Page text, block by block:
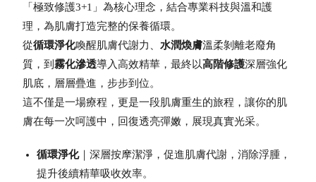
「極致修護3+1」為核心理念，結合專業科技與溫和護
理，為肌膚打造完整的保養循環。
從循環淨化喚醒肌膚代謝力、水潤煥膚溫柔剝離老廢角
質，到霧化滲透導入高效精華，最終以高階修護深層強化
肌底，層層疊進，步步到位。
這不僅是一場療程，更是一段肌膚重生的旅程，讓你的肌
膚在每一次呵護中，回復透亮彈嫩，展現真實光采。
循環淨化｜深層按摩潔淨，促進肌膚代謝，消除浮腫，
提升後續精華吸收效率。